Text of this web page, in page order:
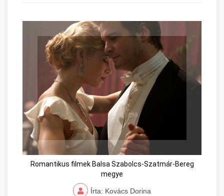
Romantikus filmek Balsa Szabolcs-Szatmár-Bereg
megye
Írta: Kovács Dorina